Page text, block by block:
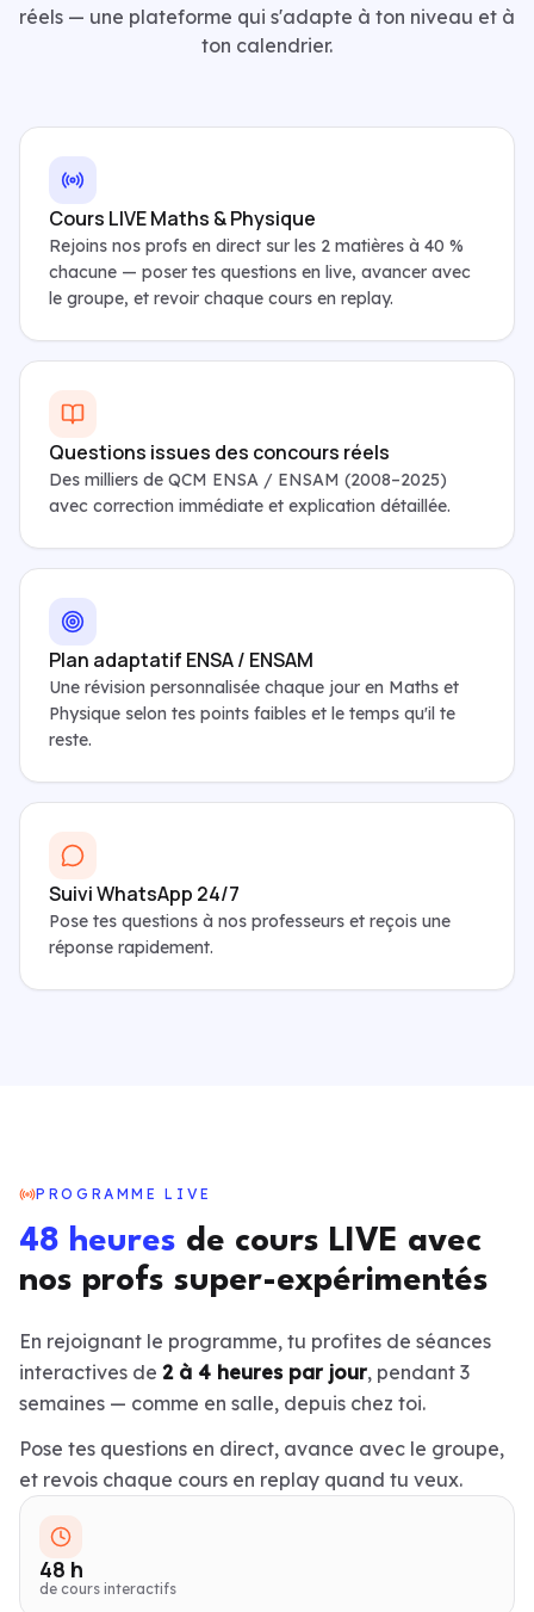
réels — une plateforme qui s'adapte à ton niveau et à
ton calendrier.
Cours LIVE Maths & Physique
Rejoins nos profs en direct sur les 2 matières à 40 %
chacune — poser tes questions en live, avancer avec
le groupe, et revoir chaque cours en replay.
Questions issues des concours réels
Des milliers de QCM ENSA / ENSAM (2008–2025)
avec correction immédiate et explication détaillée.
Plan adaptatif ENSA / ENSAM
Une révision personnalisée chaque jour en Maths et
Physique selon tes points faibles et le temps qu'il te
reste.
Suivi WhatsApp 24/7
Pose tes questions à nos professeurs et reçois une
réponse rapidement.
PROGRAMME LIVE
48 heures de cours LIVE avec
nos profs super-expérimentés
En rejoignant le programme, tu profites de séances
interactives de 2 à 4 heures par jour, pendant 3
semaines — comme en salle, depuis chez toi.
Pose tes questions en direct, avance avec le groupe,
et revois chaque cours en replay quand tu veux.
48 h
de cours interactifs